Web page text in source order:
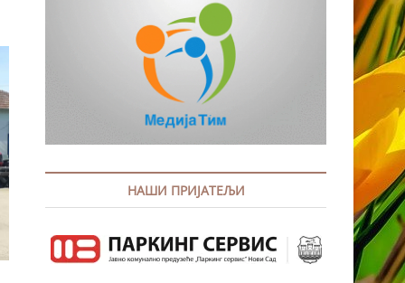
НАШИ ПРИЈАТЕЉИ